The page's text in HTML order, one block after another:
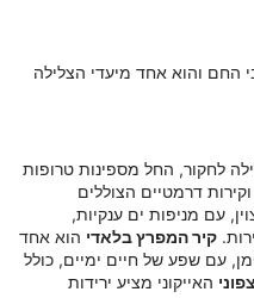
החם והוא אחד מיעדי הצלילה
יותר מ-350 אתרי צלילה לחקור, החל מספינות טרופות
דרמטיים הצוללים
עם מניפות ים ענקיות,
קיר המפרץ בלאדי הוא אחד
עם שפע של חיים ימיים, כולל
האייקוני מציע ירידות